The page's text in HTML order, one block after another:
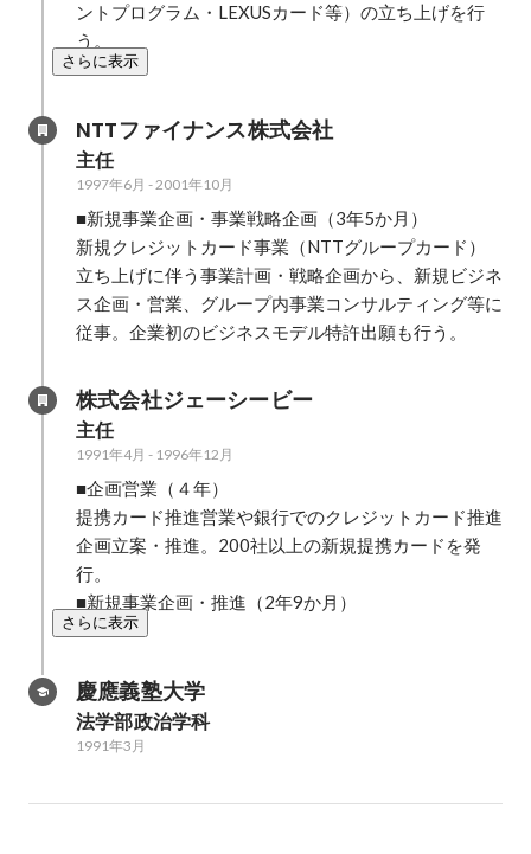
ントプログラム・LEXUSカード等）の立ち上げを行
う。
さらに表示
NTTファイナンス株式会社
主任
1997年6月 -2001年10月
■新規事業企画・事業戦略企画（3年5か月）
新規クレジットカード事業（NTTグループカード）
立ち上げに伴う事業計画・戦略企画から、新規ビジネ
ス企画・営業、グループ内事業コンサルティング等に
従事。企業初のビジネスモデル特許出願も行う。
株式会社ジェーシービー
主任
1991年4月 - 1996年12月
■企画営業（４年）
提携カード推進営業や銀行でのクレジットカード推進
企画立案・推進。200社以上の新規提携カードを発
行。
■新規事業企画・推進（2年9か月）
さらに表示
慶應義塾大学
法学部政治学科
1991年3月